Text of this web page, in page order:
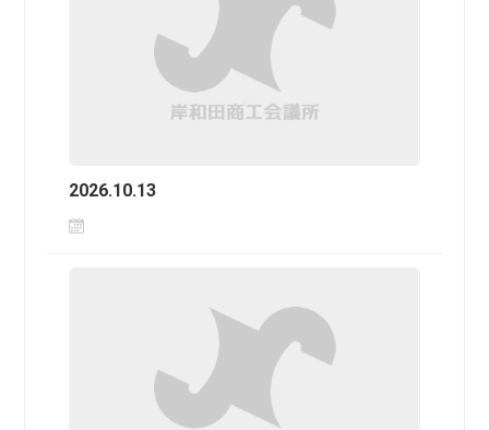
2026.10.13